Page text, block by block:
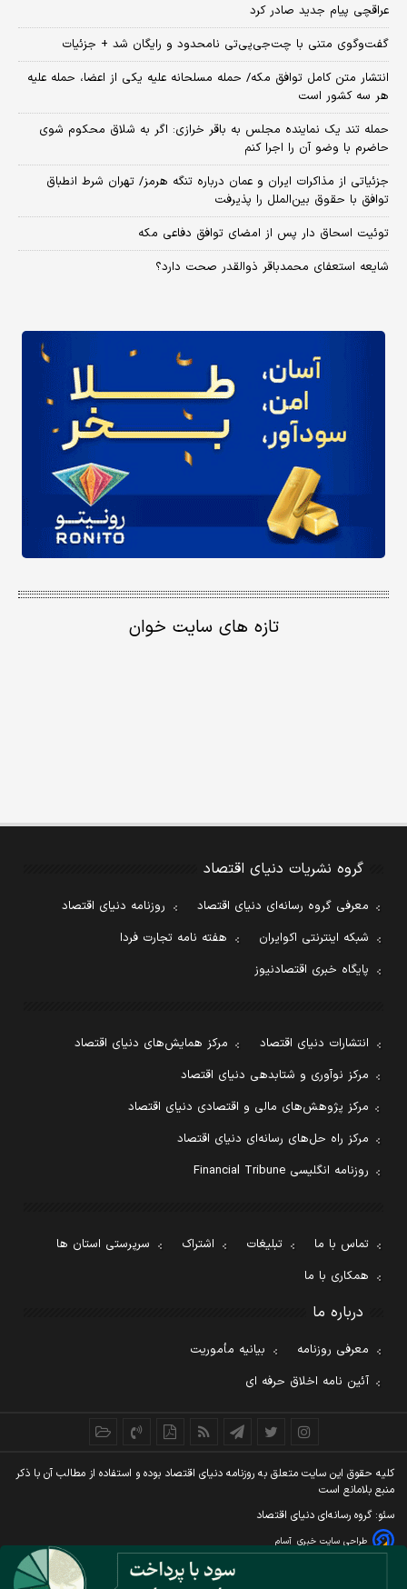
عراقچی پیام جدید صادر کرد
گفت‌وگوی متنی با چت‌جی‌پی‌تی نامحدود و رایگان شد + جزئیات
انتشار متن کامل توافق مکه/ حمله مسلحانه علیه یکی از اعضا، حمله علیه
هر سه کشور است
حمله تند یک نماینده مجلس به باقر خرازی: اگر به شلاق محکوم شوی
حاضرم با وضو آن را اجرا کنم
جزئیاتی از مذاکرات ایران و عمان درباره تنگه هرمز/ تهران شرط انطباق
توافق با حقوق بین‌الملل را پذیرفت
توئیت اسحاق دار پس از امضای توافق دفاعی مکه
شایعه استعفای محمدباقر ذوالقدر صحت دارد؟
تازه های سایت خوان
گروه نشریات دنیای اقتصاد
معرفی گروه رسانه‌ای دنیای اقتصاد
روزنامه دنیای اقتصاد
شبکه اینترنتی اکوایران
هفته نامه تجارت فردا
پایگاه خبری اقتصادنیوز
انتشارات دنیای اقتصاد
مرکز همایش‌های دنیای اقتصاد
مرکز نوآوری و شتابدهی دنیای اقتصاد
مرکز پژوهش‌های مالی و اقتصادی دنیای اقتصاد
مرکز راه حل‌های رسانه‌ای دنیای اقتصاد
روزنامه انگلیسی Financial Tribune
تماس با ما تبلیغات اشتراک
سرپرستی استان ها
همکاری با ما
درباره ما
معرفی روزنامه
بیانیه مأموریت
آئین نامه اخلاق حرفه ای
کليه حقوق اين سايت متعلق به روزنامه دنيای اقتصاد بوده و استفاده از مطالب آن با ذکر
منبع بلامانع است
سئو: گروه رسانه‌ای دنیای اقتصاد
طراحی سایت خبری آسام